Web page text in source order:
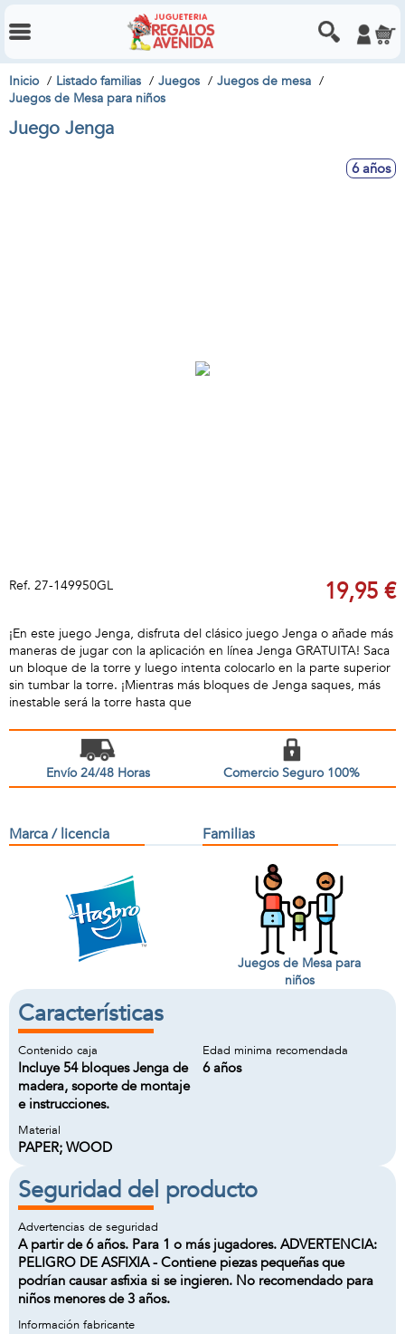
Inicio Listado familias Juegos
Juegos de mesa
Juegos de Mesa para niños
Juego Jenga
6 años
Ref. 27-149950GL 19,95 €
¡En este juego Jenga, disfruta del clásico juego Jenga o añade más
maneras de jugar con la aplicación en línea Jenga GRATUITA! Saca
un bloque de la torre y luego intenta colocarlo en la parte superior
sin tumbar la torre. ¡Mientras más bloques de Jenga saques, más
inestable será la torre hasta que
Envío 24/48 Horas Comercio Seguro 100%
Marca / licencia Familias
Juegos de Mesa para
niños
Características
Contenido caja
Incluye 54 bloques Jenga de
madera, soporte de montaje
e instrucciones.
Edad minima recomendada
6 años
Material
PAPER; WOOD
Seguridad del producto
Advertencias de seguridad
A partir de 6 años. Para 1 o más jugadores. ADVERTENCIA:
PELIGRO DE ASFIXIA - Contiene piezas pequeñas que
podrían causar asfixia si se ingieren. No recomendado para
niños menores de 3 años.
Información fabricante